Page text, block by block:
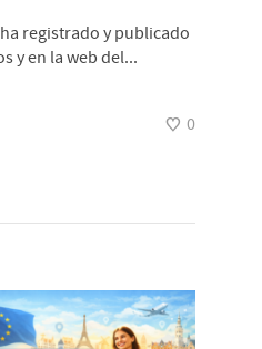
registrado y publicado
y en la web del...
0